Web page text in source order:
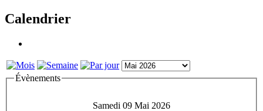
Calendrier
Évènements
Samedi 09 Mai 2026